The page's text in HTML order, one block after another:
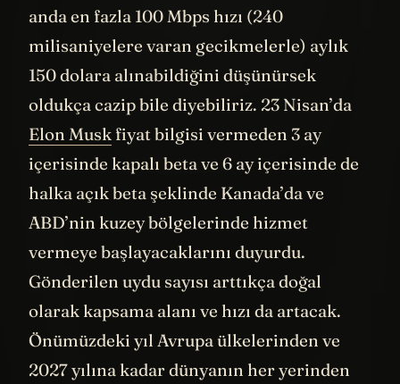
seviyede. Hatta geleneksel uydulardan şu
anda en fazla 100 Mbps hızı (240
milisaniyelere varan gecikmelerle) aylık
150 dolara alınabildiğini düşünürsek
oldukça cazip bile diyebiliriz. 23 Nisan’da
Elon Musk fiyat bilgisi vermeden 3 ay
içerisinde kapalı beta ve 6 ay içerisinde de
halka açık beta şeklinde Kanada’da ve
ABD’nin kuzey bölgelerinde hizmet
vermeye başlayacaklarını duyurdu.
Gönderilen uydu sayısı arttıkça doğal
olarak kapsama alanı ve hızı da artacak.
Önümüzdeki yıl Avrupa ülkelerinden ve